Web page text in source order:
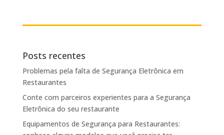
Posts recentes
Problemas pela falta de Segurança Eletrônica em
Restaurantes
Conte com parceiros experientes para a Segurança
Eletrônica do seu restaurante
Equipamentos de Segurança para Restaurantes: